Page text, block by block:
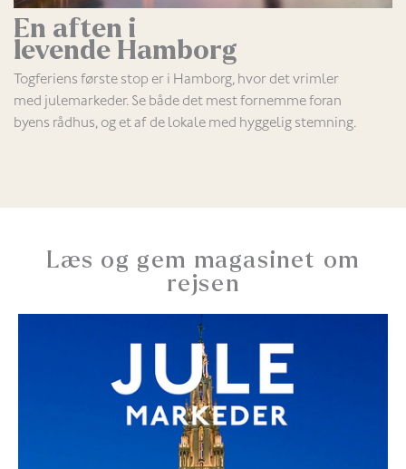
En aften i
levende Hamborg
Togferiens første stop er i Hamborg, hvor det vrimler
med julemarkeder. Se både det mest fornemme foran
byens rådhus, og et af de lokale med hyggelig stemning.
Læs og gem magasinet om
rejsen